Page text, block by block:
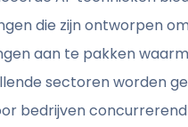
die zijn ontworpen
aan te pakken
sectoren worden
bedrijven